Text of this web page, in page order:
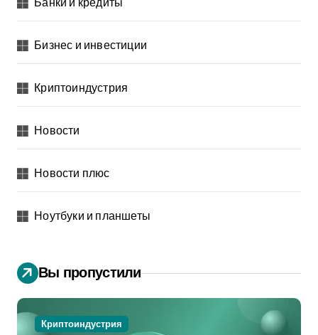
Бизнес и инвестиции
Криптоиндустрия
Новости
Новости плюс
Ноутбуки и планшеты
Вы пропустили
Криптоиндустрия